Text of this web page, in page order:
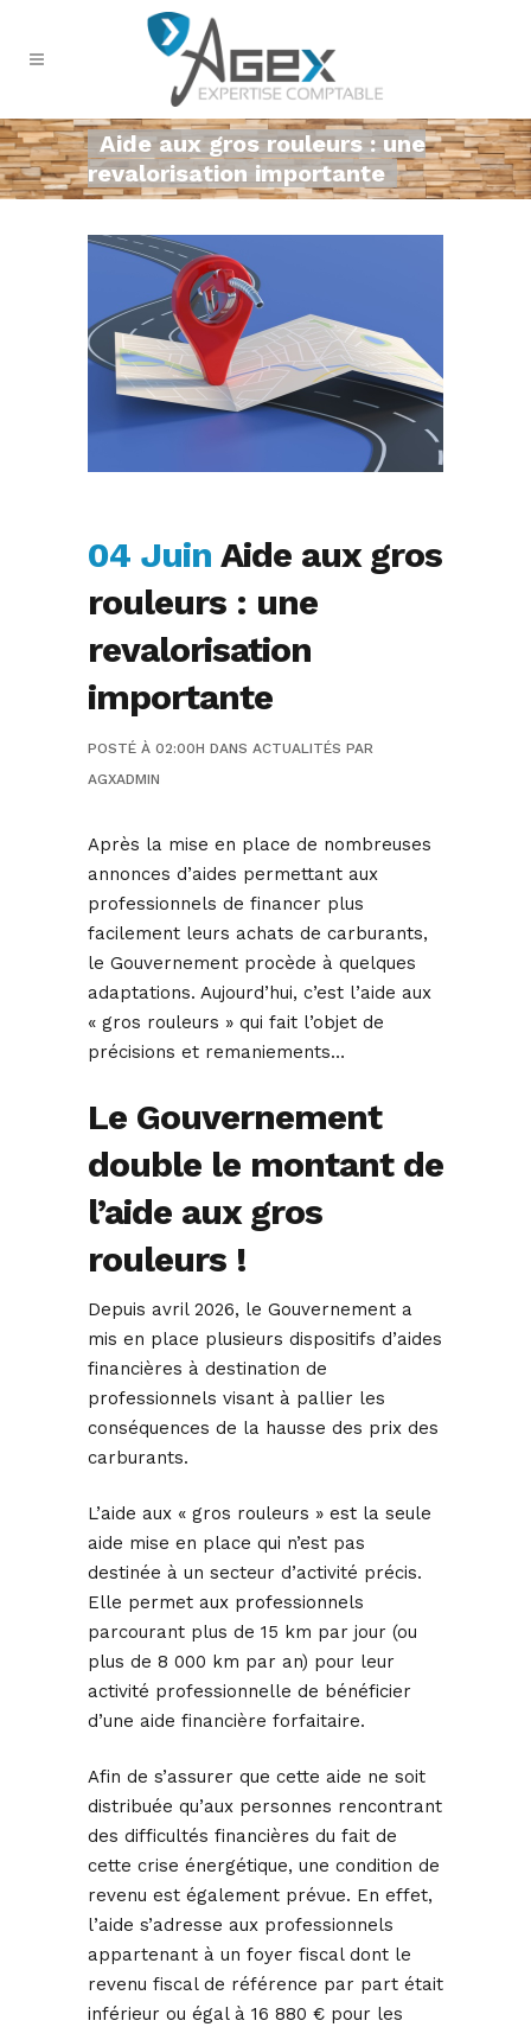
Aide aux gros rouleurs : une
revalorisation importante
04 Juin Aide aux gros
rouleurs : une
revalorisation
importante
POSTÉ À 02:00H DANS ACTUALITÉS PAR
AGXADMIN
Après la mise en place de nombreuses
annonces d’aides permettant aux
professionnels de financer plus
facilement leurs achats de carburants,
le Gouvernement procède à quelques
adaptations. Aujourd’hui, c’est l’aide aux
« gros rouleurs » qui fait l’objet de
précisions et remaniements…
Le Gouvernement
double le montant de
l’aide aux gros
rouleurs !
Depuis avril 2026, le Gouvernement a
mis en place plusieurs dispositifs d’aides
financières à destination de
professionnels visant à pallier les
conséquences de la hausse des prix des
carburants.
L’aide aux « gros rouleurs » est la seule
aide mise en place qui n’est pas
destinée à un secteur d’activité précis.
Elle permet aux professionnels
parcourant plus de 15 km par jour (ou
plus de 8 000 km par an) pour leur
activité professionnelle de bénéficier
d’une aide financière forfaitaire.
Afin de s’assurer que cette aide ne soit
distribuée qu’aux personnes rencontrant
des difficultés financières du fait de
cette crise énergétique, une condition de
revenu est également prévue. En effet,
l’aide s’adresse aux professionnels
appartenant à un foyer fiscal dont le
revenu fiscal de référence par part était
inférieur ou égal à 16 880 € pour les